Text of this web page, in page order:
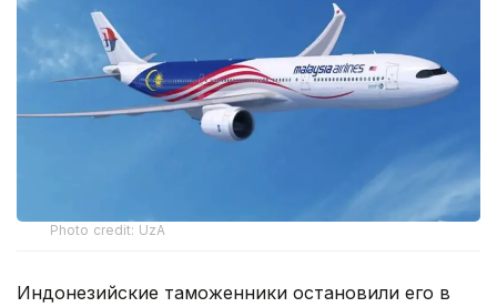
Photo credit: UzA
Индонезийские таможенники остановили его в